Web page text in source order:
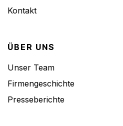
Kontakt
ÜBER UNS
Unser Team
Firmengeschichte
Presseberichte